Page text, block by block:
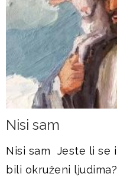
Nisi sam
Nisi sam Jeste li se
bili okruženi